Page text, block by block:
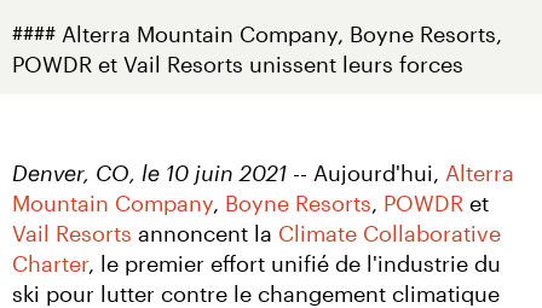
#### Alterra Mountain Company, Boyne Resorts,
POWDR et Vail Resorts unissent leurs forces
Denver, CO, le 10 juin 2021 -- Aujourd'hui, Alterra
Mountain Company, Boyne Resorts, POWDR
Vail Resorts annoncent la Climate Collaborative
Charter, le premier effort unifié de l'industrie du
ski pour lutter contre le changement climatique